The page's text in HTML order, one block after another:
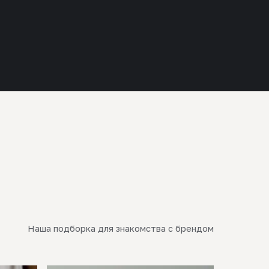
Наша подборка для знакомства с брендом